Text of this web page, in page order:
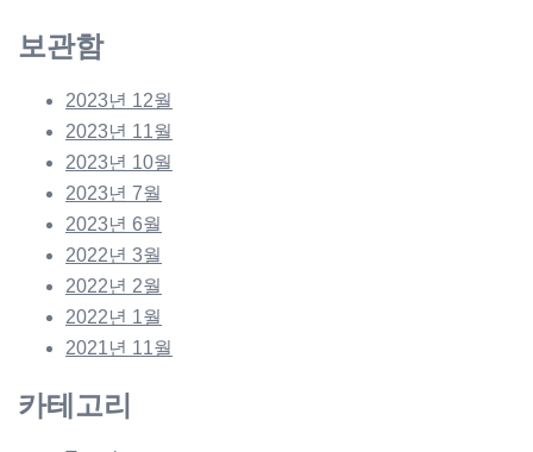
보관함
2023년 12월
2023년 11월
2023년 10월
2023년 7월
2023년 6월
2022년 3월
2022년 2월
2022년 1월
2021년 11월
카테고리